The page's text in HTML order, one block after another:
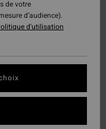
de votre
d’audience).
d'utilisation